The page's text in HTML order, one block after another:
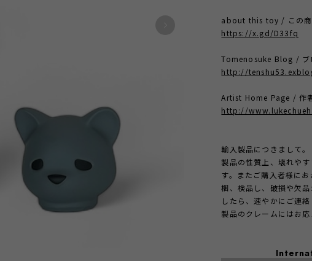
about this toy / この商
https://x.gd/D33fq
Tomenosuke Blog / ブ
http://
Artist Home Page / 作
http://
輸入製品につきまして。
製品の性質上、壊れや
す。またご購入者様に
梱、検品し、破損や欠
したら、速やかにご連
製品のクレームにはお応